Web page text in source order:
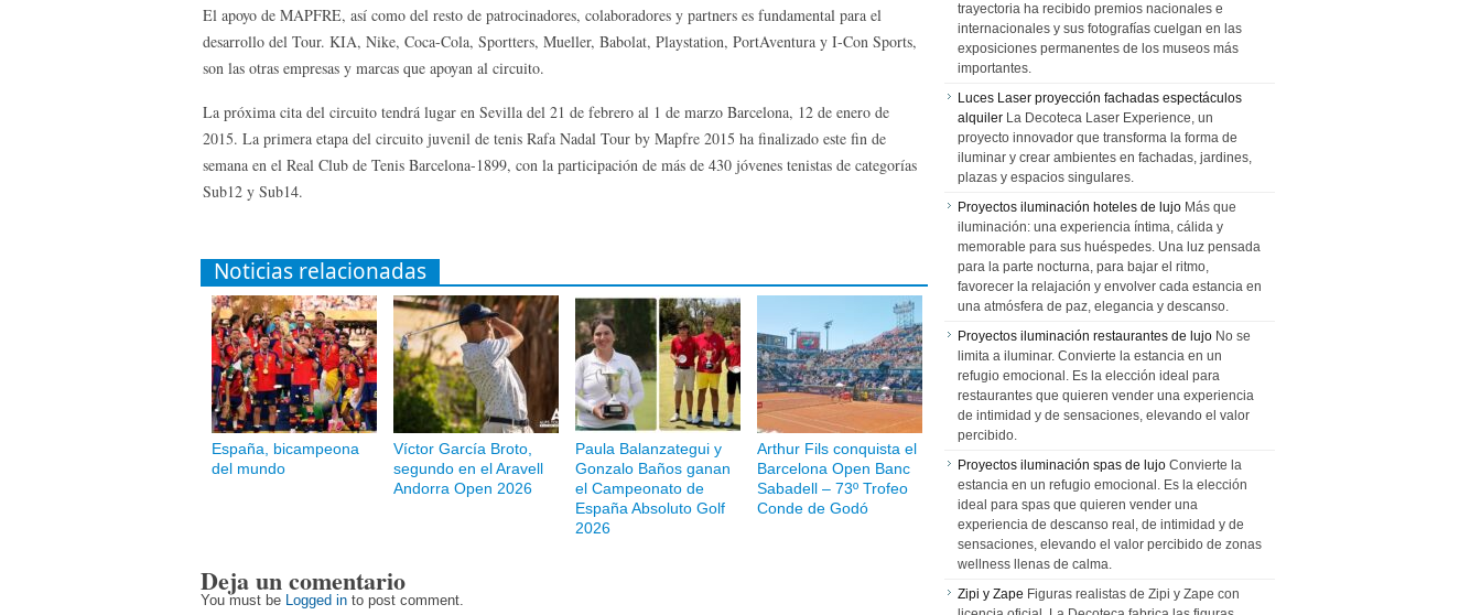
El apoyo de MAPFRE, así como del resto de patrocinadores, colaboradores y partners es fundamental para el
desarrollo del Tour. KIA, Nike, Coca-Cola, Sportters, Mueller, Babolat, Playstation, PortAventura y I-Con Sports,
son las otras empresas y marcas que apoyan al circuito.
La próxima cita del circuito tendrá lugar en Sevilla del 21 de febrero al 1 de marzo Barcelona, 12 de enero de
2015. La primera etapa del circuito juvenil de tenis Rafa Nadal Tour by Mapfre 2015 ha finalizado este fin de
semana en el Real Club de Tenis Barcelona-1899, con la participación de más de 430 jóvenes tenistas de categorías
Sub12 y Sub14.
Noticias relacionadas
España, bicampeona
del mundo
Víctor García Broto,
segundo en el Aravell
Andorra Open 2026
Paula Balanzategui y
Gonzalo Baños ganan
el Campeonato de
España Absoluto Golf
2026
Arthur Fils conquista el
Barcelona Open Banc
Sabadell – 73º Trofeo
Conde de Godó
Deja un comentario
You must be Logged in to post comment.
trayectoria ha recibido premios nacionales e
internacionales y sus fotografías cuelgan en las
exposiciones permanentes de los museos más
importantes.
Luces Laser proyección fachadas espectáculos
alquiler La Decoteca Laser Experience, un
proyecto innovador que transforma la forma de
iluminar y crear ambientes en fachadas, jardines,
plazas y espacios singulares.
Proyectos iluminación hoteles de lujo Más que
iluminación: una experiencia íntima, cálida y
memorable para sus huéspedes. Una luz pensada
para la parte nocturna, para bajar el ritmo,
favorecer la relajación y envolver cada estancia en
una atmósfera de paz, elegancia y descanso.
Proyectos iluminación restaurantes de lujo No se
limita a iluminar. Convierte la estancia en un
refugio emocional. Es la elección ideal para
restaurantes que quieren vender una experiencia
de intimidad y de sensaciones, elevando el valor
percibido.
Proyectos iluminación spas de lujo Convierte la
estancia en un refugio emocional. Es la elección
ideal para spas que quieren vender una
experiencia de descanso real, de intimidad y de
sensaciones, elevando el valor percibido de zonas
wellness llenas de calma.
Zipi y Zape Figuras realistas de Zipi y Zape con